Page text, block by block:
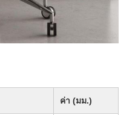
ค่า (มม.)